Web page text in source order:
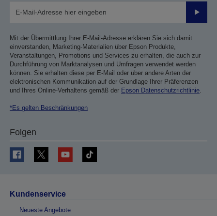
Mit der Übermittlung Ihrer E-Mail-Adresse erklären Sie sich damit
einverstanden, Marketing-Materialien über Epson Produkte,
Veranstaltungen, Promotions und Services zu erhalten, die auch zur
Durchführung von Marktanalysen und Umfragen verwendet werden
können. Sie erhalten diese per E-Mail oder über andere Arten der
elektronischen Kommunikation auf der Grundlage Ihrer Präferenzen
und Ihres Online-Verhaltens gemäß der Epson Datenschutzrichtlinie.
*Es gelten Beschränkungen
Folgen
Kundenservice
Neueste Angebote